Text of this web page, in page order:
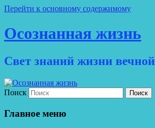
Перейти к основному содержимому
Осознанная жизнь
Свет знаний жизни вечной
Поиск
Главное меню